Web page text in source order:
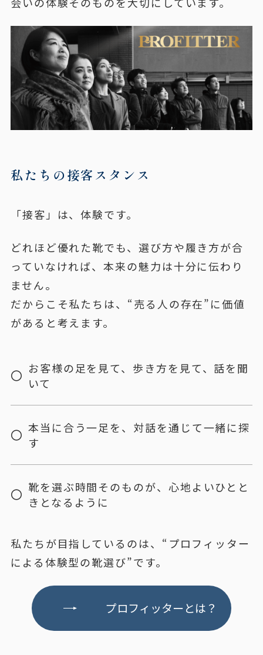
私たちの接客スタンス
「接客」は、体験です。
どれほど優れた靴でも、選び方や履き方が合
っていなければ、本来の魅力は十分に伝わり
ません。
だからこそ私たちは、“売る人の存在”に価値
があると考えます。
お客様の足を見て、歩き方を見て、話を聞
いて
本当に合う一足を、対話を通じて一緒に探
す
靴を選ぶ時間そのものが、心地よいひとと
きとなるように
私たちが目指しているのは、“プロフィッター
による体験型の靴選び”です。
プロフィッターとは？